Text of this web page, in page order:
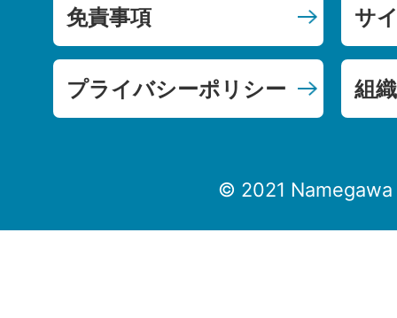
免責事項 サ
プライバシーポリシー 組
© 2021 Namegawa